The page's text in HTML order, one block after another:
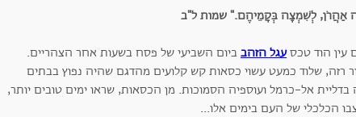
אַהֲרֹן, לְשִׁמְצָה בְּקָמֵיהֶם." שמות ל"ב
עין הוד טכסעגל הזהב ביום השביעי של פסח בשעות אחר הצהריים.
רזה, שלוד כמעט עשוי כסאות קש קלועים מהדגם שהיה נפוץ בבתים
אל-כרמל ועוספיה הסמוכות. מן הכסאות, שראו ימים טובים יותר,
הכלכלי של העם בימים אלו...